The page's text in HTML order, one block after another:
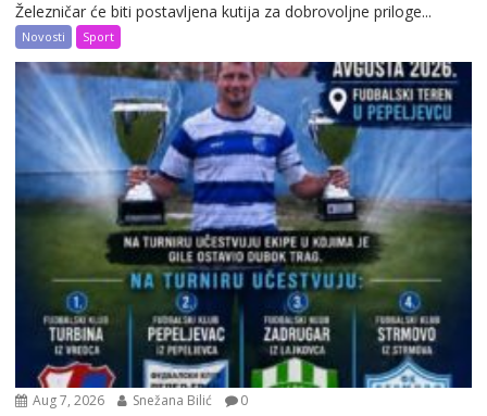
Železničar će biti postavljena kutija za dobrovoljne priloge...
Novosti Sport
Aug 7, 2026 Snežana Bilić 0